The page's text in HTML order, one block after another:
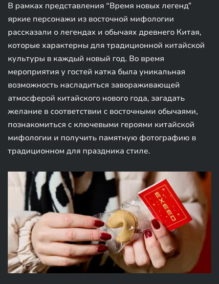
В рамках представления “Время новых легенд”
яркие персонажи из восточной мифологии
рассказали о легендах и обычаях древнего Китая,
которые характерны для традиционной китайской
культуры в каждый новый год. Во время
мероприятия у гостей катка была уникальная
возможность насладиться завораживающей
атмосферой китайского нового года, загадать
желание в соответствии с восточными обычаями,
познакомиться с ключевыми героями китайской
мифологии и получить памятную фотографию в
традиционном для праздника стиле.